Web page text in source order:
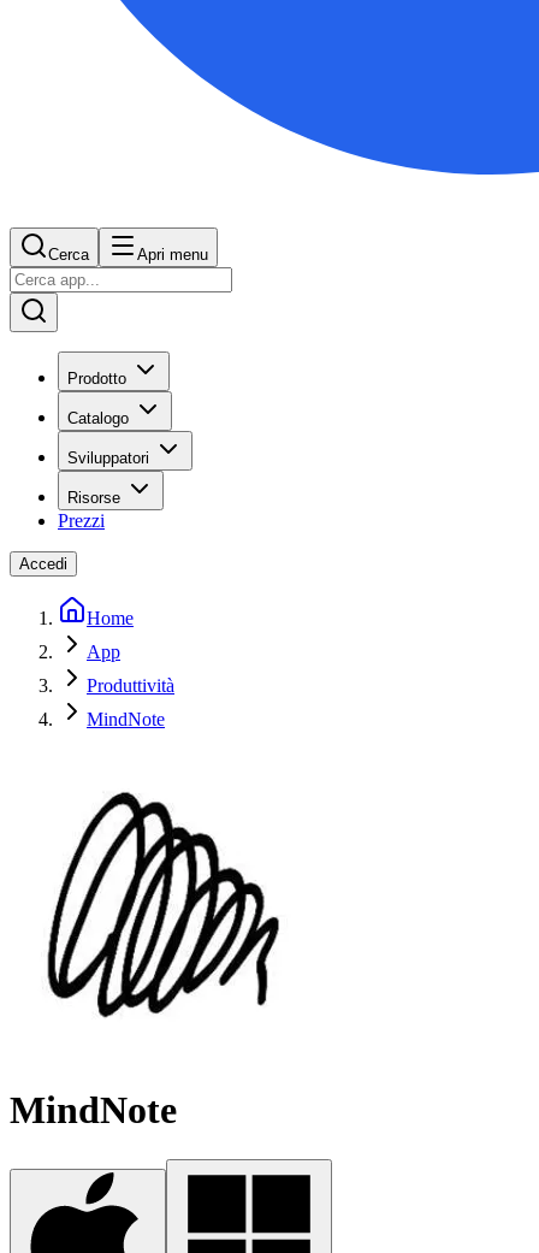
Cerca Apri menu
Prodotto
Catalogo
Sviluppatori
Risorse
Prezzi
Accedi
Home
App
Produttività
MindNote
MindNote